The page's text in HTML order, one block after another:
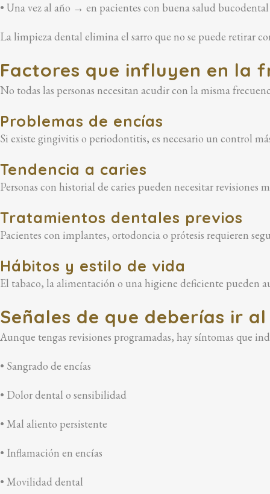
• Una vez al año → en pacientes con buena salud bucodental
La limpieza dental elimina el sarro que no se puede retirar
Factores que influyen en la
No todas las personas necesitan acudir con la misma
Problemas de encías
Si existe gingivitis o periodontitis, es necesario un control
Tendencia a caries
Personas con historial de caries pueden necesitar revisiones
Tratamientos dentales previos
Pacientes con implantes, ortodoncia o prótesis requieren
Hábitos y estilo de vida
El tabaco, la alimentación o una higiene deficiente pueden
Señales de que deberías ir
Aunque tengas revisiones programadas, hay síntomas que
• Sangrado de encías
• Dolor dental o sensibilidad
• Mal aliento persistente
• Inflamación en encías
• Movilidad dental